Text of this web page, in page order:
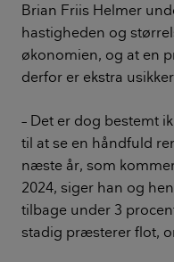
Brian Friis Helmer
hastigheden og
økonomien, og at en
derfor er ekstra
– Det er dog bestemt
til at se en håndfuld
næste år, som
2024, siger han og
tilbage under 3
stadig præsterer flot,